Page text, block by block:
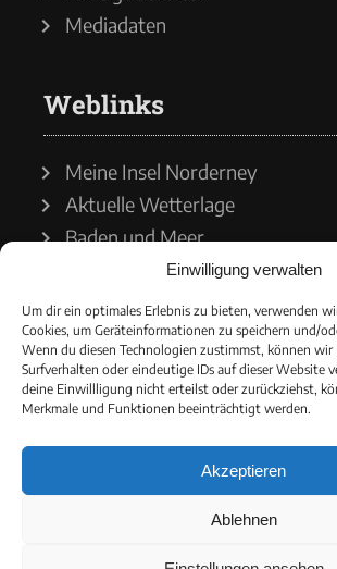
Einwilligung verwalten
Um dir ein optimales Erlebnis zu bieten, verwenden
Cookies, um Geräteinformationen zu speichern und/
Wenn du diesen Technologien zustimmst, können wir
Surfverhalten oder eindeutige IDs auf dieser Website
deine Einwillligung nicht erteilst oder zurückziehst,
Merkmale und Funktionen beeinträchtigt werden.
Akzeptieren
Ablehnen
Mediadaten
Weblinks
Meine Insel Norderney
Aktuelle Wetterlage
Baden und Meer
Wetterdienst
Wasserstände
Schiffsverkehr